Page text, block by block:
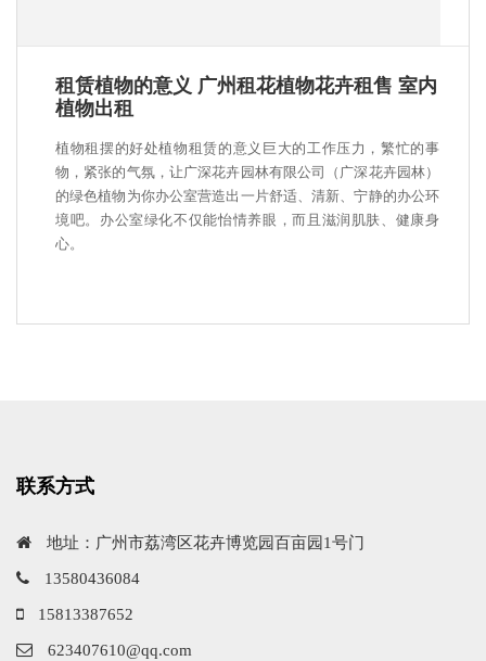
租赁植物的意义 广州租花植物花卉租售 室内
植物出租
植物租摆的好处植物租赁的意义巨大的工作压力，繁忙的事
物，紧张的气氛，让广深花卉园林有限公司（广深花卉园林）
的绿色植物为你办公室营造出一片舒适、清新、宁静的办公环
境吧。办公室绿化不仅能怡情养眼，而且滋润肌肤、健康身
心。
联系方式
地址：广州市荔湾区花卉博览园百亩园1号门
13580436084
15813387652
623407610@qq.com